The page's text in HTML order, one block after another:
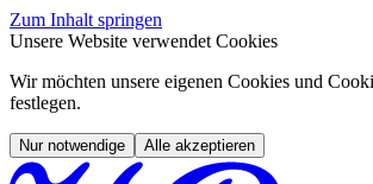
Zum Inhalt springen
Unsere Website verwendet Cookies
Wir möchten unsere eigenen Cookies und
festlegen.
Nur notwendige Alle akzeptieren